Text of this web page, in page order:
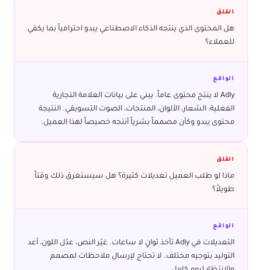
القلق
هل المحتوى الذي ينتجه الذكاء الاصطناعي يبدو احترافياً بما يكفي
للعملاء؟
الواقع
Adly لا ينتج محتوى عاماً. يبني على بيانات العلامة التجارية
الفعلية: الشعار، الألوان، المنتجات، الصوت التسويقي. النتيجة
محتوى يبدو وكأن مصمماً بشرياً أنتجه خصيصاً لهذا العميل.
القلق
ماذا لو طلب العميل تعديلات كثيرة؟ هل سيستغرق ذلك وقتاً
طويلاً؟
الواقع
التعديلات في Adly تأخذ ثوانٍ لا ساعات. غيّر النص، عدّل اللون، أعد
التوليد بتوجيه مختلف. لا تحتاج لإرسال ملاحظات لمصمم